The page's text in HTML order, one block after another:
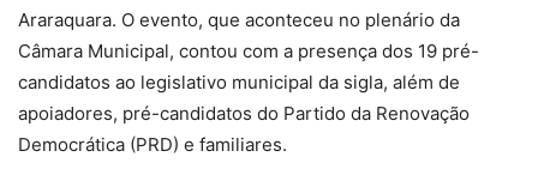
Araraquara. O evento, que aconteceu no plenário da
Câmara Municipal, contou com a presença dos 19 pré-
candidatos ao legislativo municipal da sigla, além de
apoiadores, pré-candidatos do Partido da Renovação
Democrática (PRD) e familiares.